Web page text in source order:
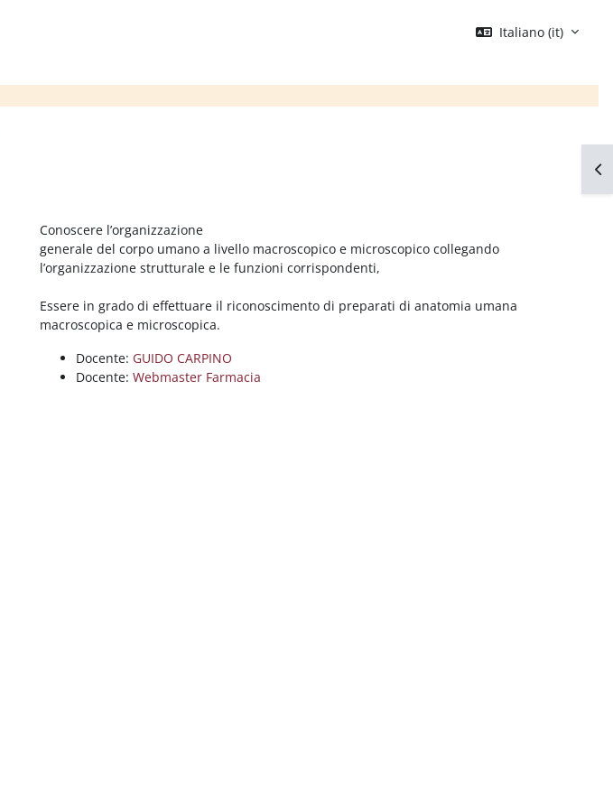
Italiano ‎(it)‎
Conoscere l’organizzazione
generale del corpo umano a livello macroscopico e microscopico collegando
l’organizzazione strutturale e le funzioni corrispondenti,
Essere in grado di effettuare il riconoscimento di preparati di anatomia umana
macroscopica e microscopica.
Docente: GUIDO CARPINO
Docente: Webmaster Farmacia